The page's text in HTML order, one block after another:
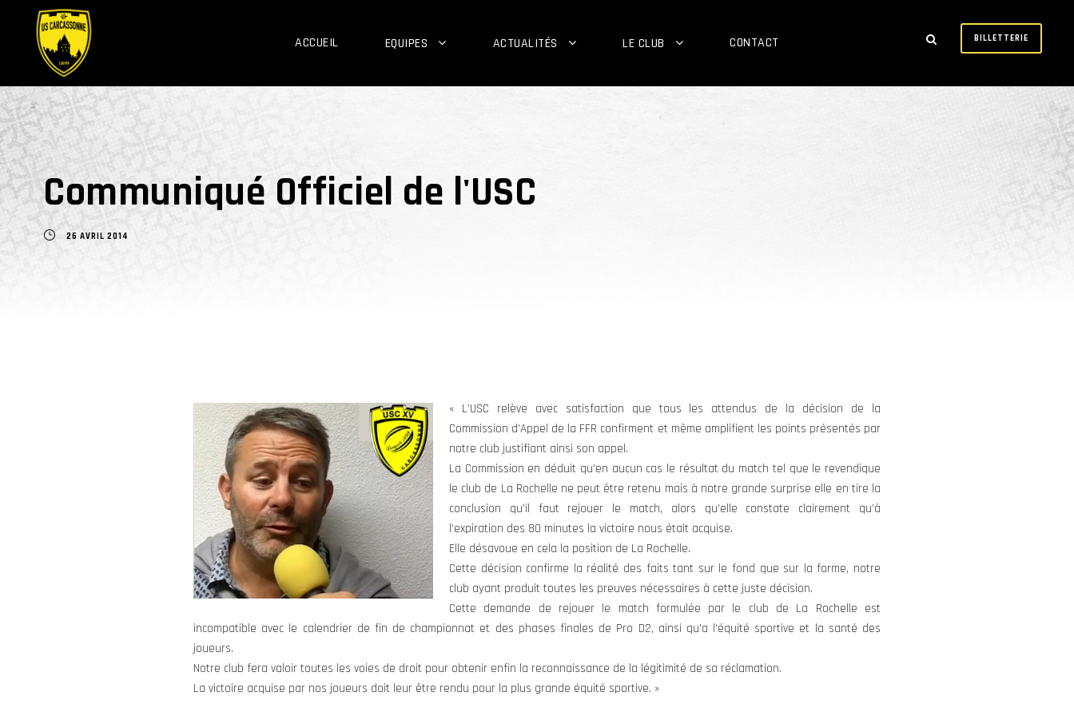
ACCUEIL EQUIPES ACTUALITÉS LE CLUB CONTACT BILLETTERIE
Communiqué Officiel de l'USC
26 AVRIL 2014
« L’USC relève avec satisfaction que tous les attendus de la décision de la
Commission d’Appel de la FFR confirment et même amplifient les points présentés par
notre club justifiant ainsi son appel.
La Commission en déduit qu’en aucun cas le résultat du match tel que le revendique
le club de La Rochelle ne peut être retenu mais à notre grande surprise elle en tire la
conclusion qu’il faut rejouer le match, alors qu’elle constate clairement qu’à
l’expiration des 80 minutes la victoire nous était acquise.
Elle désavoue en cela la position de La Rochelle.
Cette décision confirme la réalité des faits tant sur le fond que sur la forme, notre
club ayant produit toutes les preuves nécessaires à cette juste décision.
Cette demande de rejouer le match formulée par le club de La Rochelle est
incompatible avec le calendrier de fin de championnat et des phases finales de Pro D2, ainsi qu’a l’équité sportive et la santé des
joueurs.
Notre club fera valoir toutes les voies de droit pour obtenir enfin la reconnaissance de la légitimité de sa réclamation.
La victoire acquise par nos joueurs doit leur être rendu pour la plus grande équité sportive. »